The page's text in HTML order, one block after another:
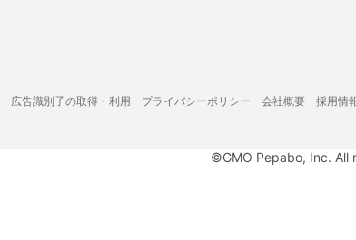
広告識別子の取得・利用 プライバシーポリシー 会社概要 採用情
©GMO Pepabo, Inc. All